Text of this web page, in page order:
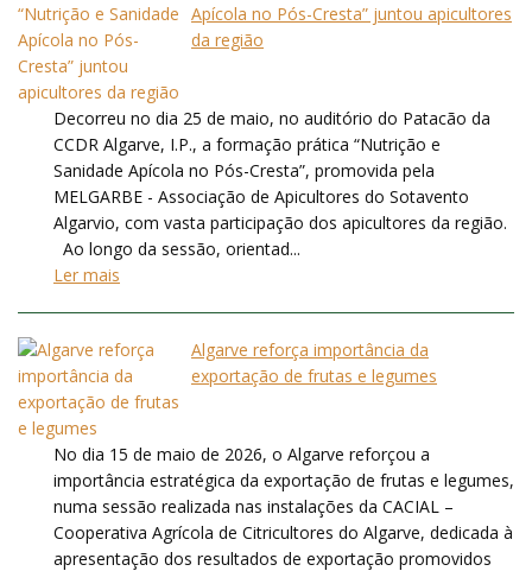
Apícola no Pós-Cresta” juntou apicultores
da região
Decorreu no dia 25 de maio, no auditório do Patacão da
CCDR Algarve, I.P., a formação prática “Nutrição e
Sanidade Apícola no Pós-Cresta”, promovida pela
MELGARBE - Associação de Apicultores do Sotavento
Algarvio, com vasta participação dos apicultores da região.
Ao longo da sessão, orientad...
Ler mais
Algarve reforça importância da
exportação de frutas e legumes
No dia 15 de maio de 2026, o Algarve reforçou a
importância estratégica da exportação de frutas e legumes,
numa sessão realizada nas instalações da CACIAL –
Cooperativa Agrícola de Citricultores do Algarve, dedicada à
apresentação dos resultados de exportação promovidos